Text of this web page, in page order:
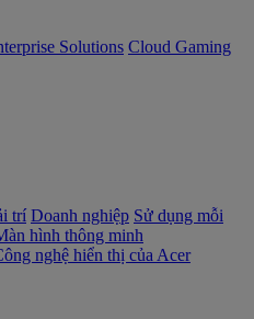
Solutions Cloud Gaming
trí Doanh nghiệp Sử dụng mỗi
hình thông minh
nghệ hiển thị của Acer